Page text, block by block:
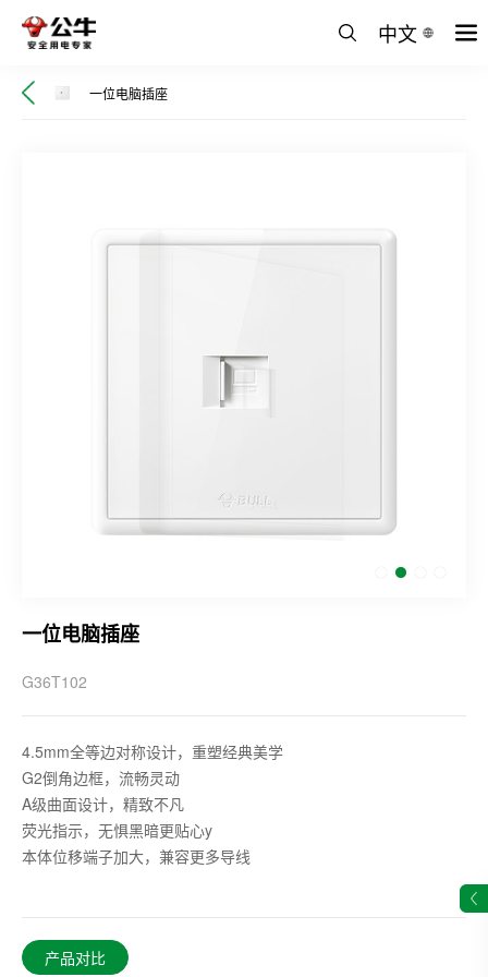
中文
一位电脑插座
一位电脑插座
G36T102
4.5mm全等边对称设计，重塑经典美学
G2倒角边框，流畅灵动
A级曲面设计，精致不凡
荧光指示，无惧黑暗更贴心y
本体位移端子加大，兼容更多导线
产品对比